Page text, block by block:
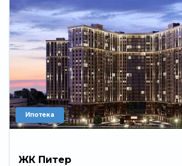
Ипотека
ЖК Питер